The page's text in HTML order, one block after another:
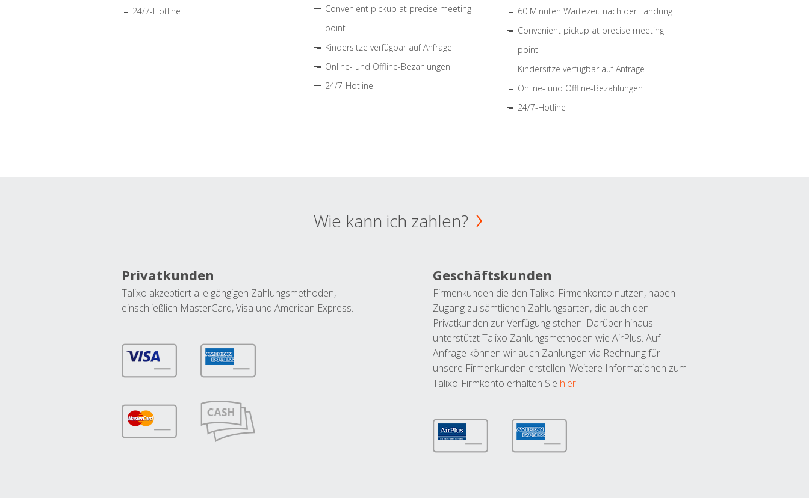
24/7-Hotline
Convenient pickup at precise meeting
point
Kindersitze verfügbar auf Anfrage
Online- und Offline-Bezahlungen
24/7-Hotline
60 Minuten Wartezeit nach der Landung
Convenient pickup at precise meeting
point
Kindersitze verfügbar auf Anfrage
Online- und Offline-Bezahlungen
24/7-Hotline
Wie kann ich zahlen?
Privatkunden
Talixo akzeptiert alle gängigen Zahlungsmethoden,
einschließlich MasterCard, Visa und American Express.
Geschäftskunden
Firmenkunden die den Talixo-Firmenkonto nutzen, haben
Zugang zu sämtlichen Zahlungsarten, die auch den
Privatkunden zur Verfügung stehen. Darüber hinaus
unterstützt Talixo Zahlungsmethoden wie AirPlus. Auf
Anfrage können wir auch Zahlungen via Rechnung für
unsere Firmenkunden erstellen. Weitere Informationen zum
Talixo-Firmkonto erhalten Sie hier.